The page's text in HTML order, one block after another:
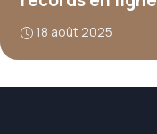
18 août 2025